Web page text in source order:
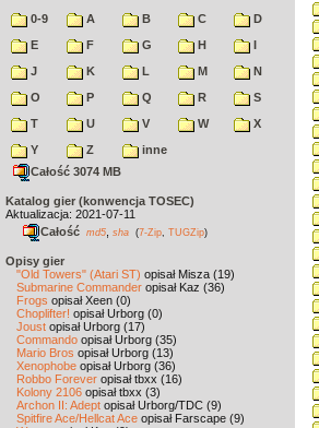
0-9 A B C
D
E
F G H
I
J
K L M
N
O
P Q R
S
T
U V W
X
Y
Z
inne
Całość 3074 MB
Katalog gier (konwencja TOSEC)
Aktualizacja: 2021-07-11
Całość md5 sha (7-Zip TUGZip)
Opisy gier
"Old Towers" (Atari ST) opisał Misza (19)
Submarine Commander opisał Kaz (36)
Frogs opisał Xeen (0)
Choplifter! opisał Urborg (0)
Joust opisał Urborg (17)
Commando opisał Urborg (35)
Mario Bros opisał Urborg (13)
Xenophobe opisał Urborg (36)
Robbo Forever opisał tbxx (16)
Kolony 2106 opisał tbxx (3)
Archon II: Adept opisał Urborg/TDC (9)
Spitfire Ace/Hellcat Ace opisał Farscape (9)